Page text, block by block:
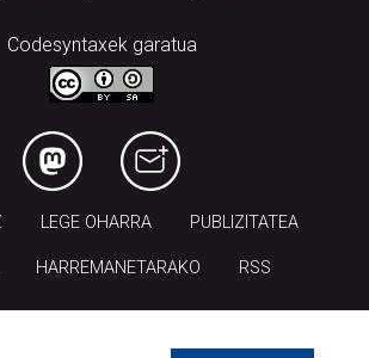
Codesyntaxek garatua
LEGE OHARRA PUBLIZITATEA
HARREMANETARAKO RSS